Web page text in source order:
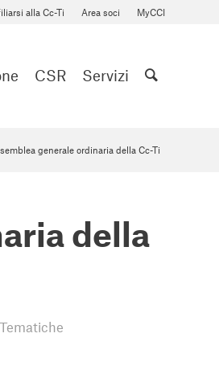
alla Cc-Ti Area soci MyCCI
CSR Servizi
generale ordinaria della Cc-Ti
della
Tematiche